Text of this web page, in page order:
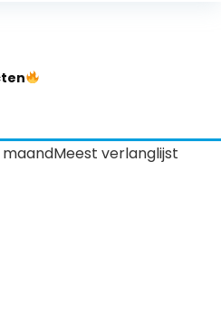
maandMeest verlanglijst